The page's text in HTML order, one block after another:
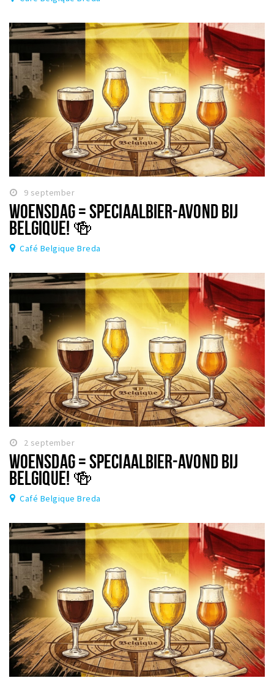
9 september
WOENSDAG = SPECIAALBIER-AVOND BIJ
BELGIQUE! 🍻
Café Belgique Breda
2 september
WOENSDAG = SPECIAALBIER-AVOND BIJ
BELGIQUE! 🍻
Café Belgique Breda